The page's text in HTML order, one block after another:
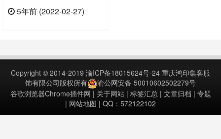
件的：Wordtune can help you to:💡
5年前 (2022-02-27)
Copyright © 2014-2019 渝ICP备18015624号-24 重庆鸿印集客服
饰有限公司版权所有
渝公网安备 50010602502279号
谷歌浏览器Chrome插件网 | 关于网站| 标签汇总| 文章归档 | 专题
| 网站地图 | QQ：572122102